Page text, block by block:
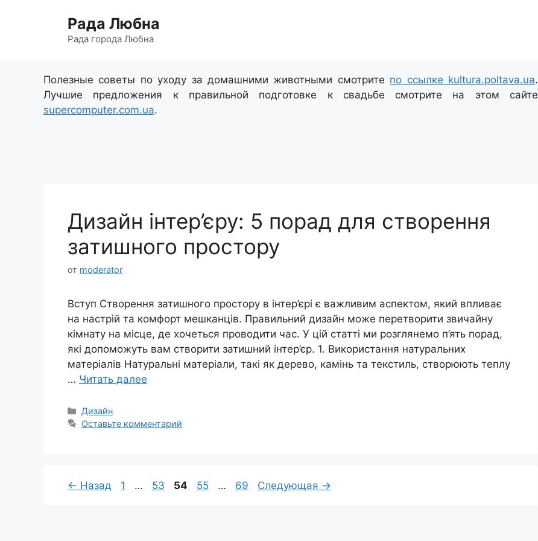
содержимому
Рада Любна
Рада города Любна
Полезные советы по уходу за домашними животными смотрите по ссылке kultura.poltava.ua.
Лучшие предложения к правильной подготовке к свадьбе смотрите на этом сайте
supercomputer.com.ua.
Дизайн інтер’єру: 5 порад для створення
затишного простору
от moderator
Вступ Створення затишного простору в інтер’єрі є важливим аспектом, який впливає
на настрій та комфорт мешканців. Правильний дизайн може перетворити звичайну
кімнату на місце, де хочеться проводити час. У цій статті ми розглянемо п’ять порад,
які допоможуть вам створити затишний інтер’єр. 1. Використання натуральних
матеріалів Натуральні матеріали, такі як дерево, камінь та текстиль, створюють теплу
… Читать далее
Рубрики
Дизайн
Оставьте комментарий
← Назад Страница
1 … Страница
53 Страница
54 Страница
55 … Страница
69 Следующая →